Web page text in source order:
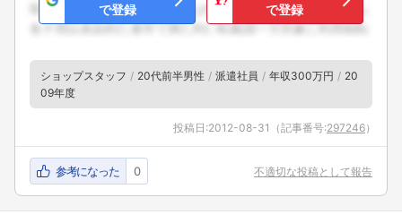
で登録
で登録
ショップスタッフ 20代前半男性 派遣社員 年収300万円
20
09年度
投稿日:2012-08-31 （記事番号:297246）
参考になった 0 不適切な投稿として報告